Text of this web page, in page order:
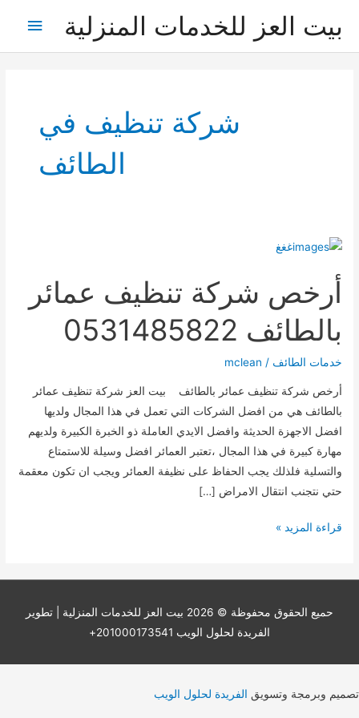
بيت العز للخدمات المنزلية
شركة تنظيف في
الطائف
أرخص شركة تنظيف عمائر
بالطائف 0531485822
خدمات الطائف /
mclean
أرخص شركة تنظيف عمائر بالطائف بيت العز شركة تنظيف عمائر
بالطائف هي من افضل الشركات التي تعمل في هذا المجال ولديها
افضل الاجهزة الحديثة وافضل الايدي العاملة ذو الخبرة الكبيرة ولديهم
مهارة كبيرة في هذا المجال ،تعتبر العمائر افضل وسيلة للاستمتاع
والتسلية فلذلك يجب الحفاظ على نظيفة العمائر ويجب ان تكون معقمة
حتي نتجنب انتقال الامراض […]
أرخص
بالطائف
قراءة المزيد »
حميع الحقوق محفوظة © 2026 بيت العز للخدمات المنزلية | تطوير
الفريدة لحلول الويب 201000173541+
تصميم وبرمجة وتسويق الفريدة لحلول الويب